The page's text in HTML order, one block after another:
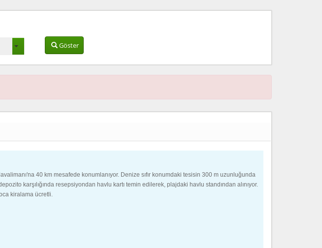
Göster
40 km mesafede konumlanıyor. Denize sıfır konumdaki tesisin 300 m uzunluğunda
karşılığında resepsiyondan havlu kartı temin edilerek, plajdaki havlu standından alınıyor.
kiralama ücretli.